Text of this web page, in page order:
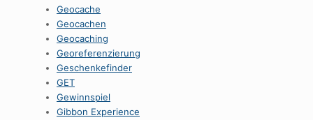
Geocache
Geocachen
Geocaching
Georeferenzierung
Geschenkefinder
GET
Gewinnspiel
Gibbon Experience